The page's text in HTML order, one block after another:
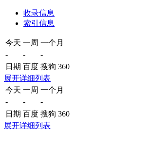
收录信息
索引信息
今天 一周 一个月
-
-
-
日期 百度 搜狗 360
展开详细列表
今天 一周 一个月
-
-
-
日期 百度 搜狗 360
展开详细列表